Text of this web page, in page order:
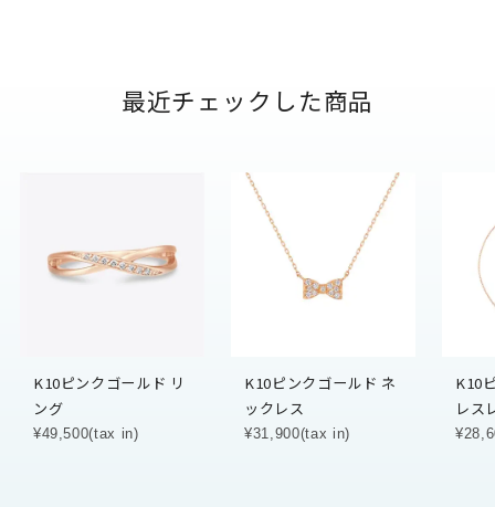
最近チェックした商品
K10ピンクゴールド リ
ング
¥49,500(tax in)
K10ピンクゴールド ネ
ックレス
¥31,900(tax in)
K10
レス